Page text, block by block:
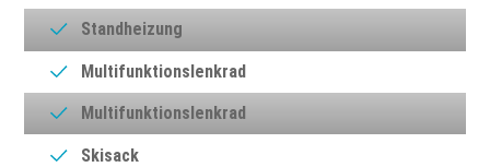
Standheizung
Multifunktionslenkrad
Multifunktionslenkrad
Skisack